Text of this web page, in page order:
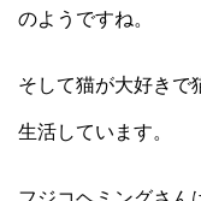
のようですね。
そして猫が大好きで
生活しています。